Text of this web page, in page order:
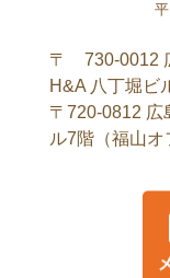
〒 730-0012
H&A 八丁堀ビ
〒720-0812
ル7階（福山オ